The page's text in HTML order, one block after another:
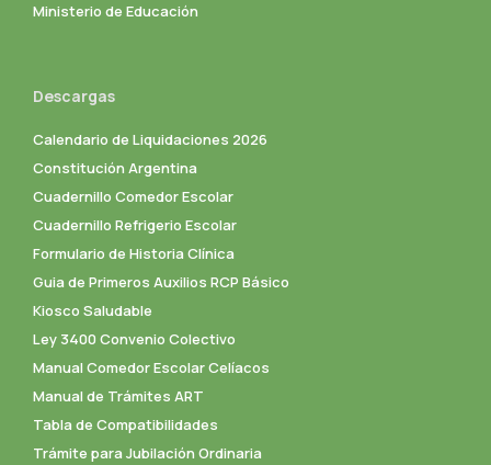
Ministerio de Educación
Descargas
Calendario de Liquidaciones 2026
Constitución Argentina
Cuadernillo Comedor Escolar
Cuadernillo Refrigerio Escolar
Formulario de Historia Clínica
Guia de Primeros Auxilios RCP Básico
Kiosco Saludable
Ley 3400 Convenio Colectivo
Manual Comedor Escolar Celíacos
Manual de Trámites ART
Tabla de Compatibilidades
Trámite para Jubilación Ordinaria